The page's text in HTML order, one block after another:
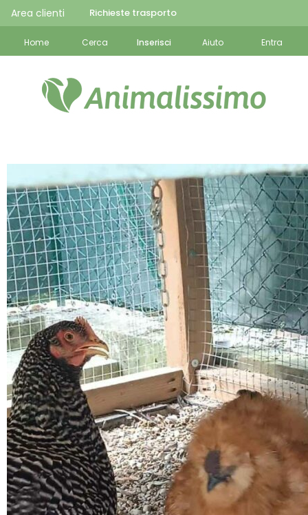
Area clienti Richieste trasporto
Home Cerca Inserisci Aiuto Entra